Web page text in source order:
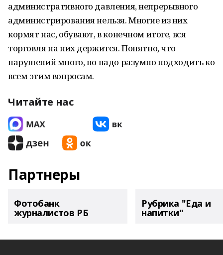
административного давления, непрерывного
администрирования нельзя. Многие из них
кормят нас, обувают, в конечном итоге, вся
торговля на них держится. Понятно, что
нарушений много, но надо разумно подходить ко
всем этим вопросам.
Читайте нас
Партнеры
Фотобанк
журналистов РБ
Рубрика "Еда и
напитки"